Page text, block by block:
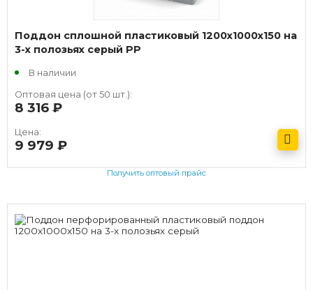
Поддон сплошной пластиковый 1200х1000х150 на
3-х полозьях серый РР
В наличии
Оптовая цена (от 50 шт.):
8 316
Цена:
9 979
Получить оптовый прайс